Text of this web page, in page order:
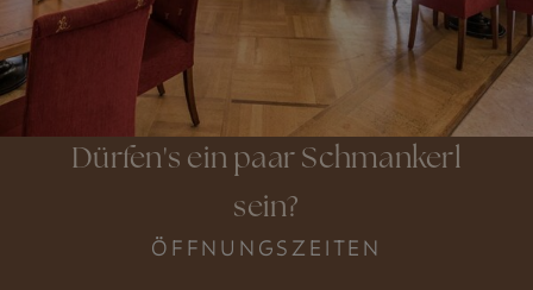
Dürfen's ein paar Schmankerl
sein?
ÖFFNUNGSZEITEN